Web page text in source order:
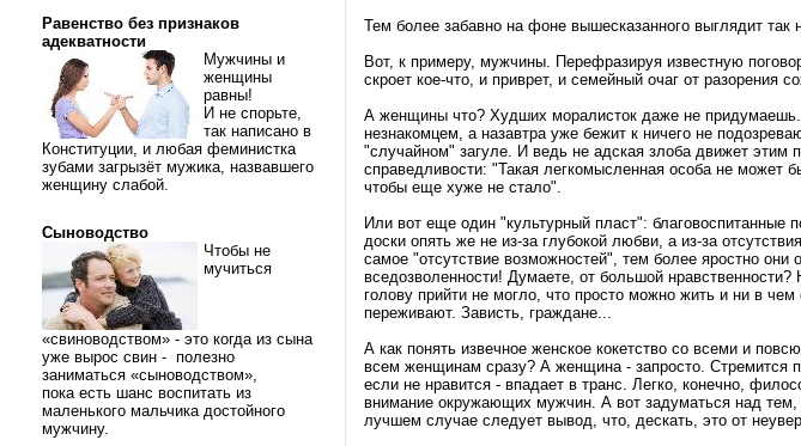
Равенство без признаков
адекватности
Мужчины и
женщины
равны!
И не спорьте,
так написано в
Конституции, и любая феминистка
зубами загрызёт мужика, назвавшего
женщину слабой.
Сыноводство
Чтобы не
мучиться
«свиноводством» - это когда из сына
уже вырос свин - полезно
заниматься «сыноводством»,
пока есть шанс воспитать из
маленького мальчика достойного
мужчину.
Тем более забавно на фоне вышесказанного выглядит так
Вот, к примеру, мужчины. Перефразируя известную
скроет кое-что, и приврет, и семейный очаг от разорения
А женщины что? Худших моралисток даже не
незнакомцем, а назавтра уже бежит к ничего не
"случайном" загуле. И ведь не адская злоба движет
справедливости: "Такая легкомысленная особа не
чтобы еще хуже не стало".
Или вот еще один "культурный пласт":
доски опять же не из-за глубокой любви, а из-за
самое "отсутствие возможностей", тем более яростно
вседозволенности! Думаете, от большой
голову прийти не могло, что просто можно жить и ни в
переживают. Зависть, граждане...
А как понять извечное женское кокетство со всеми и
всем женщинам сразу? А женщина - запросто. Стремится
если не нравится - впадает в транс. Легко, конечно,
внимание окружающих мужчин. А вот задуматься над
лучшем случае следует вывод, что, дескать, это от